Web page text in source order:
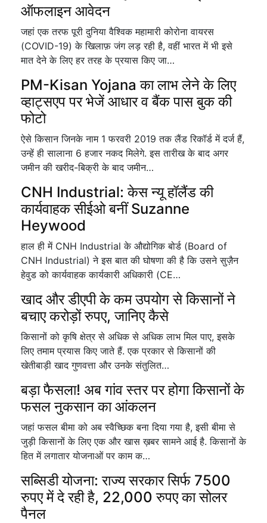
ऑफलाइन आवेदन
जहां एक तरफ पूरी दुनिया वैश्विक महामारी कोरोना वायरस
(COVID-19) के खिलाफ़ जंग लड़ रही है, वहीं भारत में भी इसे
मात देने के लिए हर तरह के प्रयास किए जा…
PM-Kisan Yojana का लाभ लेने के लिए
व्हाट्सएप पर भेजें आधार व बैंक पास बुक की
फोटो
ऐसे किसान जिनके नाम 1 फरवरी 2019 तक लैंड रिकॉर्ड में दर्ज हैं,
उन्हें ही सालाना 6 हजार नकद मिलेगे. इस तारीख के बाद अगर
जमीन की खरीद-बिक्री के बाद जमीन…
CNH Industrial: केस न्यू हॉलैंड की
कार्यवाहक सीईओ बनीं Suzanne
Heywood
हाल ही में CNH Industrial के औद्योगिक बोर्ड (Board of
CNH Industrial) ने इस बात की घोषणा की है कि उसने सुज़ैन
हेवुड को कार्यवाहक कार्यकारी अधिकारी (CE…
खाद और डीएपी के कम उपयोग से किसानों ने
बचाए करोड़ों रुपए, जानिए कैसे
किसानों को कृषि क्षेत्र से अधिक से अधिक लाभ मिल पाए, इसके
लिए तमाम प्रयास किए जाते हैं. एक प्रकार से किसानों की
खेतीबाड़ी खाद गुणवत्ता और उनके संतुलित…
बड़ा फैसला! अब गांव स्तर पर होगा किसानों के
फसल नुकसान का आंकलन
जहां फसल बीमा को अब स्वैच्छिक बना दिया गया है, इसी बीमा से
जुड़ी किसानों के लिए एक और खास ख़बर सामने आई है. किसानों के
हित में लगातार योजनाओं पर काम क…
सब्सिडी योजना: राज्य सरकार सिर्फ 7500
रुपए में दे रही है, 22,000 रुपए का सोलर
पैनल